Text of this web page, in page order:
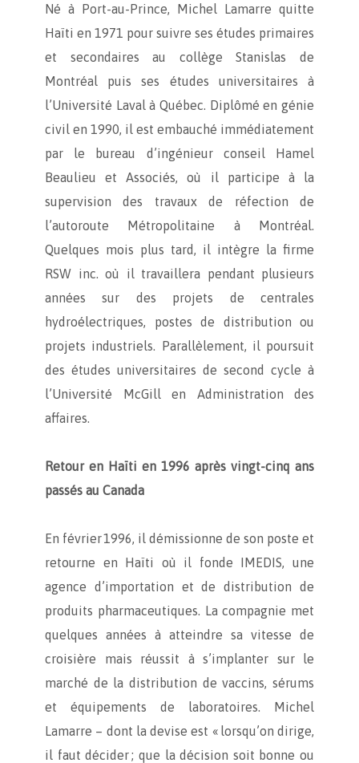
Né à Port-au-Prince, Michel Lamarre quitte
Haïti en 1971 pour suivre ses études primaires
et secondaires au collège Stanislas de
Montréal puis ses études universitaires à
l’Université Laval à Québec. Diplômé en génie
civil en 1990, il est embauché immédiatement
par le bureau d’ingénieur conseil Hamel
Beaulieu et Associés, où il participe à la
supervision des travaux de réfection de
l’autoroute Métropolitaine à Montréal.
Quelques mois plus tard, il intègre la firme
RSW inc. où il travaillera pendant plusieurs
années sur des projets de centrales
hydroélectriques, postes de distribution ou
projets industriels. Parallèlement, il poursuit
des études universitaires de second cycle à
l’Université McGill en Administration des
affaires.
Retour en Haïti en 1996 après vingt-cinq ans
passés au Canada
En février 1996, il démissionne de son poste et
retourne en Haïti où il fonde IMEDIS, une
agence d’importation et de distribution de
produits pharmaceutiques. La compagnie met
quelques années à atteindre sa vitesse de
croisière mais réussit à s’implanter sur le
marché de la distribution de vaccins, sérums
et équipements de laboratoires. Michel
Lamarre – dont la devise est « lorsqu’on dirige,
il faut décider ; que la décision soit bonne ou